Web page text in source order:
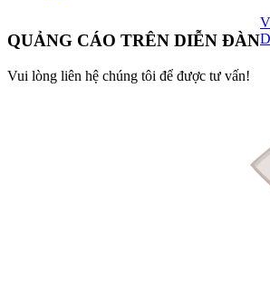
QUẢNG CÁO TRÊN DIỄN ĐÀN
Vui lòng liên hệ chúng tôi để được tư vấn!